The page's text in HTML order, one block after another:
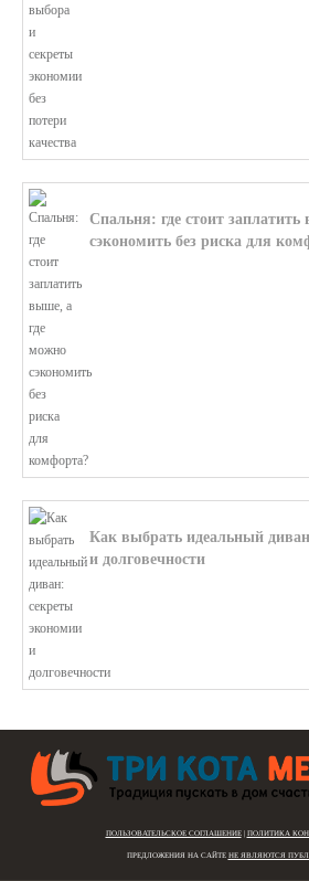
Спальня: где стоит
сэкономить без риска для
Как выбрать идеальный
и долговечности
ПОЛЬЗОВАТЕЛЬСКОЕ СОГЛАШЕНИЕ| ПОЛИТИКА
ПРЕДЛОЖЕНИЯ НА САЙТЕ НЕ ЯВЛЯЮТСЯ